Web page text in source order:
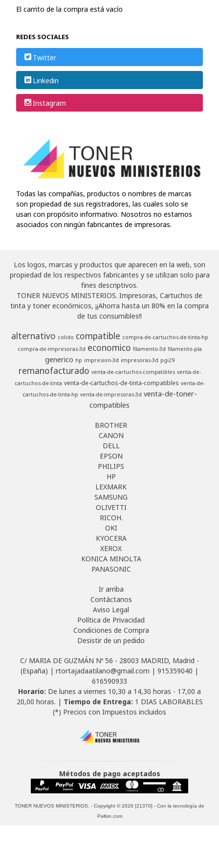
El carrito de la compra está vacío
REDES SOCIALES
Twitter
Linkedin
Instagram
Todas las compañías, productos o nombres de marcas
son propiedad de sus registradores, las cuales solo se
usan con propósito informativo. Nosotros no estamos
asociados con ningún fabricantes de impresoras.
Los logos, marcas y productos que aparecen en la web, son
propiedad de los respectivos fabricantes y se utilizan solo para
fines descriptivos.
TONER NUEVOS MINISTERIOS. Impresoras, Cartuchos de
tinta y toner económicos, ¡¡Ahorra hasta un 80% en la compra
de tus consumibles!!
alternativo colido compatible compra-de-cartuchos-de-tinta-hp
compra-de-impresoras-3d economico filamento-3d filamento-pla
generico hp impresion-3d impresoras-3d pgi29
remanofacturado venta-de-cartuchos-compatibles venta-de-
cartuchos-de-tinta venta-de-cartuchos-de-tinta-compatibles venta-de-
cartuchos-de-tinta-hp venta-de-impresoras-3d venta-de-toner-
compatibles
BROTHER
CANON
DELL
EPSON
PHILIPS
HP
LEXMARK
SAMSUNG
OLIVETTI
RICOH.
OKI
KYOCERA
XEROX
KONICA MINOLTA
PANASONIC
Ir arriba
Contáctanos
Aviso Legal
Política de Privacidad
Condiciones de Compra
Desistir de un pedido
C/ MARIA DE GUZMÁN Nº 56 - 28003 MADRID, Madrid -
(España) | rtortajadaatilano@gmail.com | 915359040 |
616590933
Horario: De lunes a viernes 10,30 a 14,30 horas - 17,00 a
20,00 horas. | Tiempo de Entrega: 1 DIAS LABORABLES
(*) Precios con Impuestos incluidos
Métodos de pago aceptados
TONER NUEVOS MINISTERIOS. - Copyright © 2026 [21370] - Con la tecnología de
Palbin.com